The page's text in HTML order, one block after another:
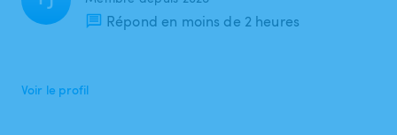
Répond en moins de 2 heures
Voir le profil